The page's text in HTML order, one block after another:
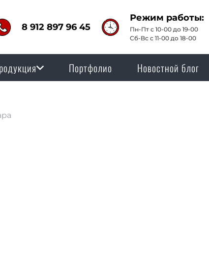
8 912 897 96 45
Режим работы:
Пн-Пт с 10-00 до 19-00
Сб-Вс с 11-00 до 18-00
Портфолио Новостной блог